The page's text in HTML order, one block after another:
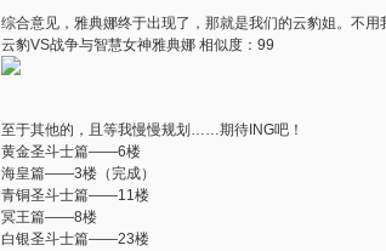
综合意见，雅典娜终于出现了，那就是我们的云豹姐。不
云豹VS战争与智慧女神雅典娜 相似度：99
至于其他的，且等我慢慢规划……期待ING吧！
黄金圣斗士篇——6楼
海皇篇——3楼（完成）
青铜圣斗士篇——11楼
冥王篇——8楼
白银圣斗士篇——23楼